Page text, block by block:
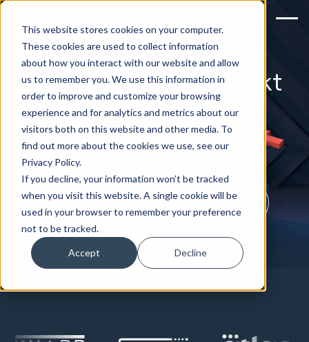
This website stores cookies on your computer.
These cookies are used to collect information
about how you interact with our website and allow
us to remember you. We use this information in
order to improve and customize your browsing
experience and for analytics and metrics about our
visitors both on this website and other media. To
find out more about the cookies we use, see our
Privacy Policy.
If you decline, your information won’t be tracked
when you visit this website. A single cookie will be
used in your browser to remember your preference
not to be tracked.
Accept Decline
Dominieren Sie den Markt
mit einer in HubSpot
erstellten Website
Wir erstellen Websites mit HubSpot, die kreativ,
strategisch und personalisiert sind.
Buchen Sie eine Website-Strategie-Sitzung